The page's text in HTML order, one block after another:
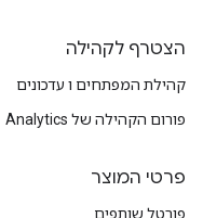
הצטרף לקהילה
קהילת המפתחים ו עדכונים
פורום הקהילה של Analytics
פרטי המוצר
פורטל שותפים